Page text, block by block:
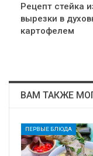
Рецепт стейка
вырезки в
картофелем
ВАМ ТАКЖЕ
ПЕРВЫЕ БЛЮДА